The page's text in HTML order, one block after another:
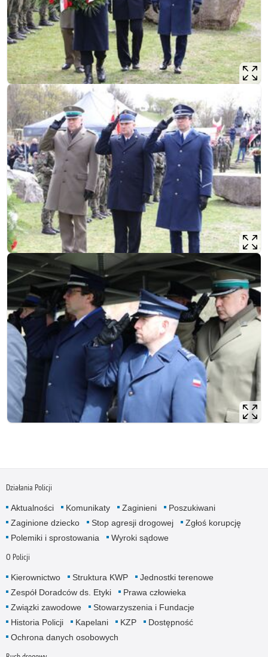
Działania Policji
Aktualności Komunikaty Zaginieni
Poszukiwani
Zaginione dziecko
Stop agresji drogowej
Zgłoś korupcję
Polemiki i sprostowania
Wyroki sądowe
O Policji
Kierownictwo Struktura KWP
Jednostki terenowe
Zespół Doradców ds. Etyki
Prawa człowieka
Związki zawodowe
Stowarzyszenia i Fundacje
Historia Policji
Kapelani KZP
Dostępność
Ochrona danych osobowych